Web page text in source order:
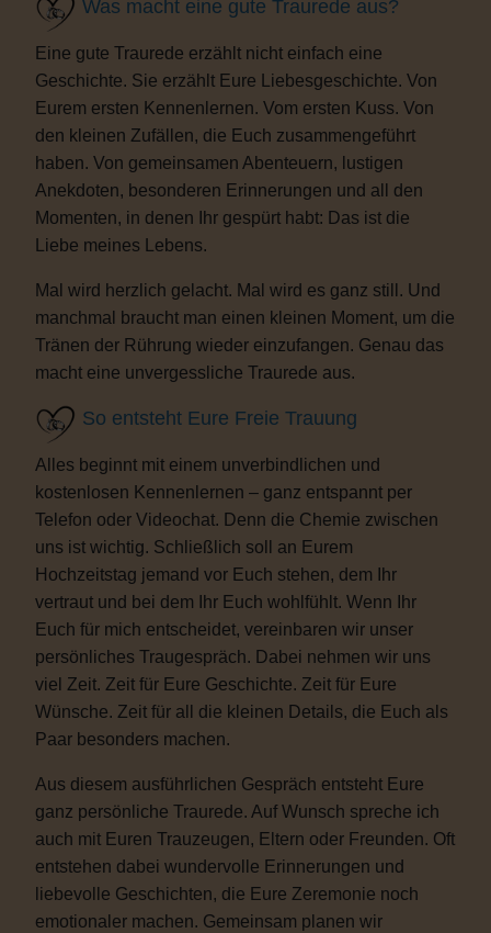
Was macht eine gute Traurede aus?
Eine gute Traurede erzählt nicht einfach eine
Geschichte. Sie erzählt Eure Liebesgeschichte. Von
Eurem ersten Kennenlernen. Vom ersten Kuss. Von
den kleinen Zufällen, die Euch zusammengeführt
haben. Von gemeinsamen Abenteuern, lustigen
Anekdoten, besonderen Erinnerungen und all den
Momenten, in denen Ihr gespürt habt: Das ist die
Liebe meines Lebens.
Mal wird herzlich gelacht. Mal wird es ganz still. Und
manchmal braucht man einen kleinen Moment, um die
Tränen der Rührung wieder einzufangen. Genau das
macht eine unvergessliche Traurede aus.
So entsteht Eure Freie Trauung
Alles beginnt mit einem unverbindlichen und
kostenlosen Kennenlernen – ganz entspannt per
Telefon oder Videochat. Denn die Chemie zwischen
uns ist wichtig. Schließlich soll an Eurem
Hochzeitstag jemand vor Euch stehen, dem Ihr
vertraut und bei dem Ihr Euch wohlfühlt. Wenn Ihr
Euch für mich entscheidet, vereinbaren wir unser
persönliches Traugespräch. Dabei nehmen wir uns
viel Zeit. Zeit für Eure Geschichte. Zeit für Eure
Wünsche. Zeit für all die kleinen Details, die Euch als
Paar besonders machen.
Aus diesem ausführlichen Gespräch entsteht Eure
ganz persönliche Traurede. Auf Wunsch spreche ich
auch mit Euren Trauzeugen, Eltern oder Freunden. Oft
entstehen dabei wundervolle Erinnerungen und
liebevolle Geschichten, die Eure Zeremonie noch
emotionaler machen. Gemeinsam planen wir